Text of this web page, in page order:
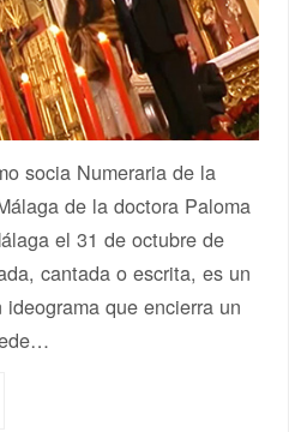
socia Numeraria de la
de la doctora Paloma
el 31 de octubre de
cantada o escrita, es un
que encierra un